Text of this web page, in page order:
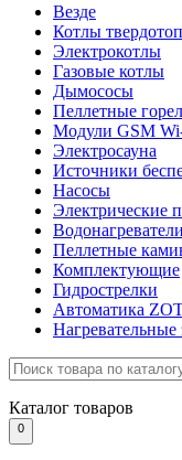
Везде
Котлы
Электрокотлы
Газовые котлы
Дымососы
Пеллетные
Модули GSM
Электросауна
Источники
Насосы
Электрические
Пеллетные
Комплектующие
Гидрострелки
Автоматика
Каталог товаров
0